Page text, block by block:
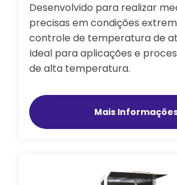
Desenvolvido para realizar
precisas em condições
controle de temperatura de
Ideal para aplicações e
de alta temperatura.
Mais